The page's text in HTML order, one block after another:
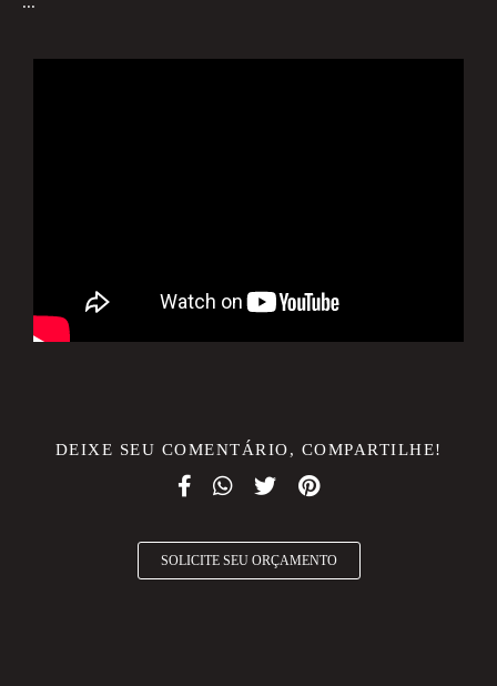
DEIXE SEU COMENTÁRIO, COMPARTILHE!
SOLICITE SEU ORÇAMENTO